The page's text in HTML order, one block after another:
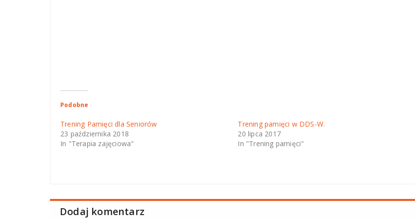
Podobne
Trening Pamięci dla Seniorów
23 października 2018
In "Terapia zajęciowa"
Trening pamięci w DDS-W.
20 lipca 2017
In "Trening pamięci"
Dodaj komentarz